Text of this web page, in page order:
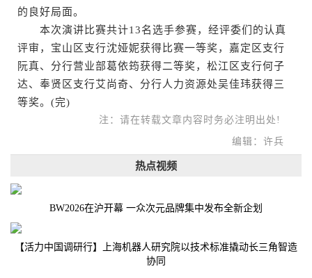
的良好局面。
本次演讲比赛共计13名选手参赛，经评委们的认真
评审，宝山区支行沈娅妮获得比赛一等奖，嘉定区支行
阮真、分行营业部葛依筠获得二等奖，松江区支行何子
达、奉贤区支行艾尚奇、分行人力资源处吴佳玮获得三
等奖。(完)
注：请在转载文章内容时务必注明出处!
编辑：许兵
热点视频
BW2026在沪开幕 一众次元品牌集中发布全新企划
【活力中国调研行】上海机器人研究院以技术标准撬动长三角智造
协同